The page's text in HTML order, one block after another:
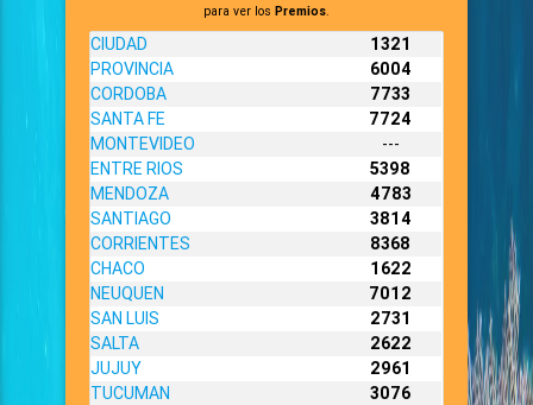
para ver los Premios.
CIUDAD
1321
PROVINCIA
6004
CORDOBA
7733
SANTA FE
7724
MONTEVIDEO
---
ENTRE RIOS
5398
MENDOZA
4783
SANTIAGO
3814
CORRIENTES
8368
CHACO
1622
NEUQUEN
7012
SAN LUIS
2731
SALTA
2622
JUJUY
2961
TUCUMAN
3076